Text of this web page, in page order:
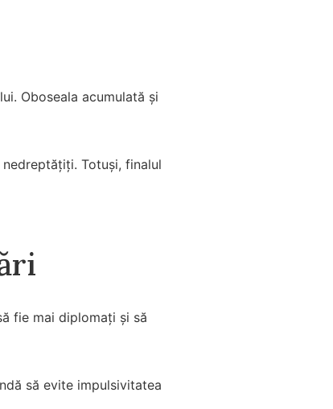
Oboseala acumulată și
Totuși, finalul
fie mai diplomați și să
să evite impulsivitatea